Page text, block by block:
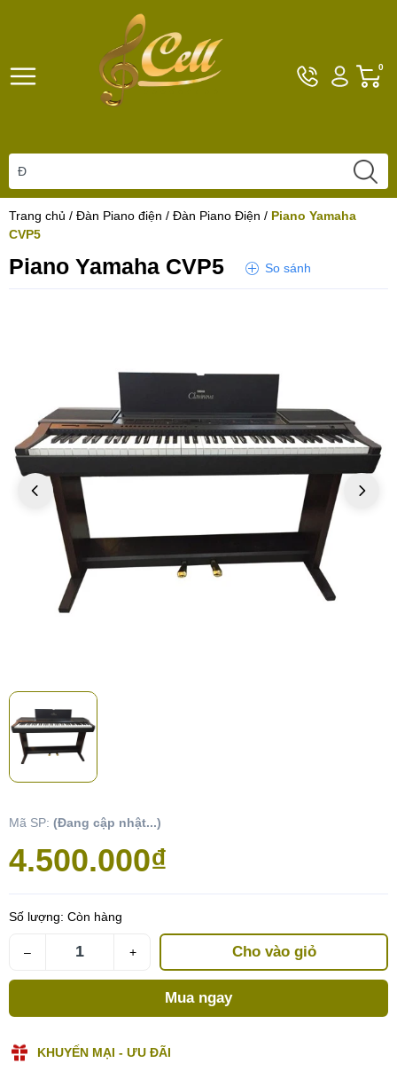
Hotline
0961017926
Tài
khoản
0
Trang chủ / Đàn Piano điện / Đàn Piano Điện / Piano Yamaha
CVP5
Piano Yamaha CVP5 So sánh
Mã SP: (Đang cập nhật...)
4.500.000₫
Số lượng: Còn hàng
– + Cho vào giỏ
Mua ngay
KHUYẾN MẠI - ƯU ĐÃI